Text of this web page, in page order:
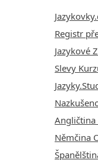
Registr
Jazykové
Slevy
Němčina